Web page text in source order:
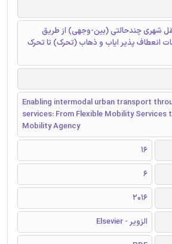
شهری چندحالتی (بین-وجهی) از طریق
انعطاف پذیر ایاب و ذهاب (تحرک) تا تحرک
Enabling intermodal urban transport
services: From Flexible Mobility Services
Mobility Agency
16
6
2016
الزویر - Elsevier